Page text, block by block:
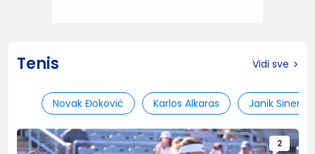
Tenis Vidi sve
Novak Đoković Karlos Alkaras Janik Siner
2